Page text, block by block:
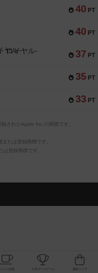
40 PT
40 PT
37 PT
ロイヤル-
35 PT
33 PT
されたApple Inc.の商標です。
たは登録商標です。
登録商標です。